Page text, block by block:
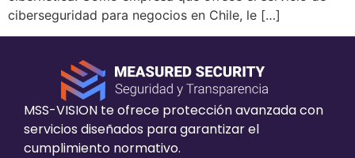
ciberseguridad para negocios en Chile, le […]
MSS-VISION te ofrece protección avanzada con
servicios diseñados para garantizar el
cumplimiento normativo.